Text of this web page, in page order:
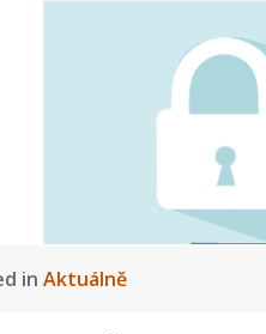
in Aktuálně